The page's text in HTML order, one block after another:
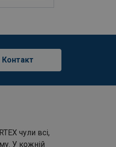
Контакт
чули всі,
У кожній